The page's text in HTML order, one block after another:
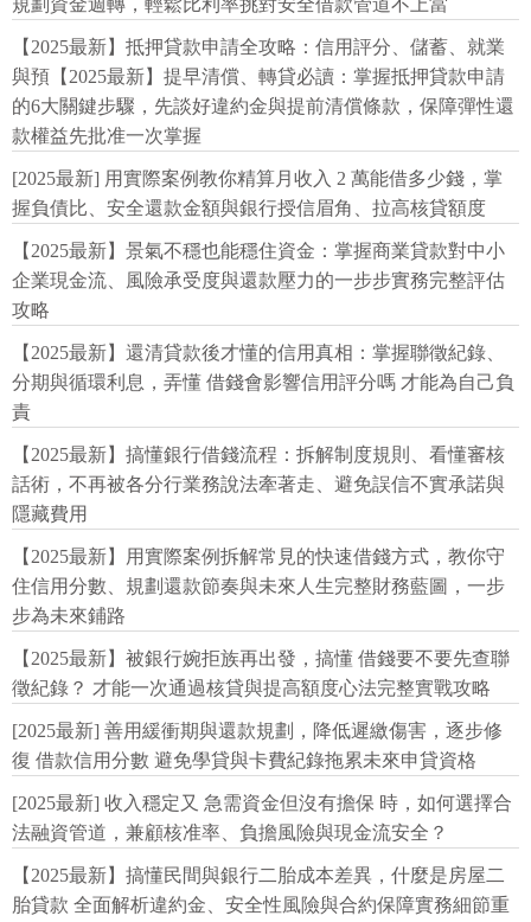
【2025最新】抵押貸款申請全攻略：信用評分、儲蓄、就業
與預【2025最新】提早清償、轉貸必讀：掌握抵押貸款申請
的6大關鍵步驟，先談好違約金與提前清償條款，保障彈性還
款權益先批准一次掌握
[2025最新] 用實際案例教你精算月收入 2 萬能借多少錢，掌
握負債比、安全還款金額與銀行授信眉角、拉高核貸額度
【2025最新】景氣不穩也能穩住資金：掌握商業貸款對中小
企業現金流、風險承受度與還款壓力的一步步實務完整評估
攻略
【2025最新】還清貸款後才懂的信用真相：掌握聯徵紀錄、
分期與循環利息，弄懂 借錢會影響信用評分嗎 才能為自己負
責
【2025最新】搞懂銀行借錢流程：拆解制度規則、看懂審核
話術，不再被各分行業務說法牽著走、避免誤信不實承諾與
隱藏費用
【2025最新】用實際案例拆解常見的快速借錢方式，教你守
住信用分數、規劃還款節奏與未來人生完整財務藍圖，一步
步為未來鋪路
【2025最新】被銀行婉拒族再出發，搞懂 借錢要不要先查聯
徵紀錄？ 才能一次通過核貸與提高額度心法完整實戰攻略
[2025最新] 善用緩衝期與還款規劃，降低遲繳傷害，逐步修
復 借款信用分數 避免學貸與卡費紀錄拖累未來申貸資格
[2025最新] 收入穩定又 急需資金但沒有擔保 時，如何選擇合
法融資管道，兼顧核准率、負擔風險與現金流安全？
【2025最新】搞懂民間與銀行二胎成本差異，什麼是房屋二
胎貸款 全面解析違約金、安全性風險與合約保障實務細節重